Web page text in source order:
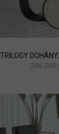
TRILOGY
206.000